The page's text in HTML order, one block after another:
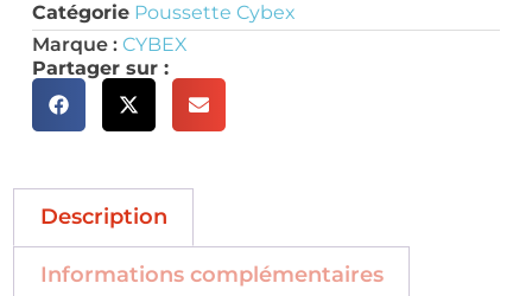
Catégorie Poussette Cybex
Marque : CYBEX
Partager sur :
Description
Informations complémentaires